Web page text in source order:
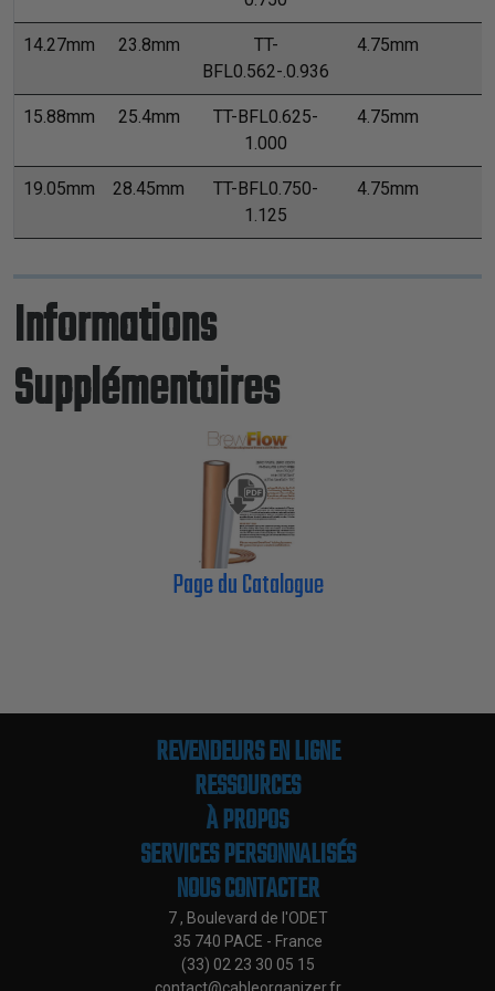
14.27mm 23.8mm
TT-
BFL0.562-.0.936
4.75mm
15.88mm 25.4mm
TT-BFL0.625-
1.000
4.75mm
19.05mm 28.45mm
TT-BFL0.750-
1.125
4.75mm
Informations
Supplémentaires
Page du Catalogue
REVENDEURS EN LIGNE
RESSOURCES
À PROPOS
SERVICES PERSONNALISÉS
NOUS CONTACTER
7 , Boulevard de l'ODET
35 740 PACE - France
(33) 02 23 30 05 15